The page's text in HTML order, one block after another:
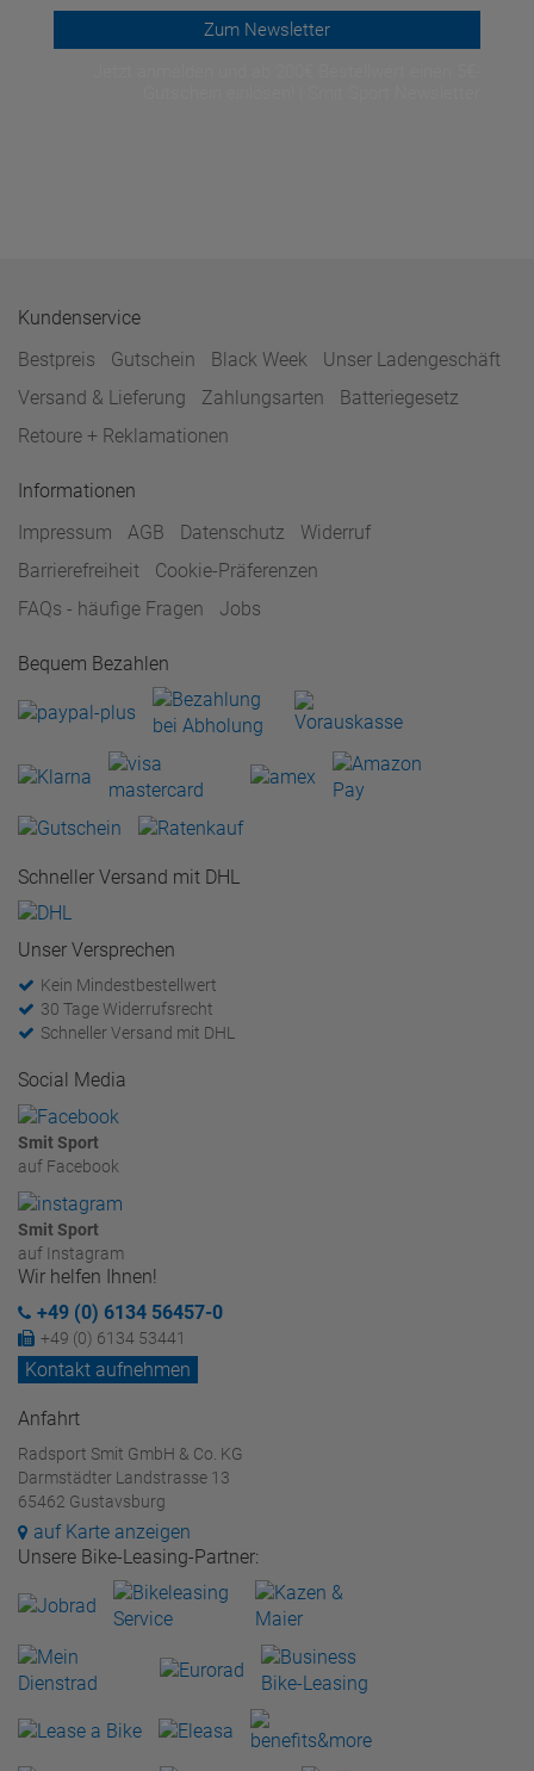
Zum Newsletter
Kundenservice
Bestpreis
Gutschein Black Week
Unser Ladengeschäft
Versand & Lieferung
Zahlungsarten
Batteriegesetz
Retoure + Reklamationen
Informationen
Impressum
AGB Datenschutz
Widerruf
Barrierefreiheit
Cookie-Präferenzen
FAQs - häufige Fragen
Jobs
Bequem Bezahlen
Schneller Versand mit DHL
Unser Versprechen
Kein Mindestbestellwert
30 Tage Widerrufsrecht
Schneller Versand mit DHL
Social Media
Smit Sport
auf Facebook
Smit Sport
auf Instagram
Wir helfen Ihnen!
+49 (0) 6134 56457-0
+49 (0) 6134 53441
Kontakt aufnehmen
Anfahrt
Radsport Smit GmbH & Co. KG
Darmstädter Landstrasse 13
65462 Gustavsburg
auf Karte anzeigen
Unsere Bike-Leasing-Partner: